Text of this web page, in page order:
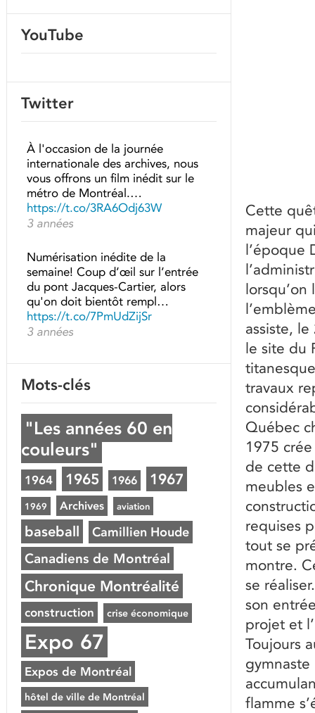
Cette
majeur
l’époque
assiste,
le site du
travaux
Québec
1975
de cette
meubles
requises
tout se
montre.
se
son
projet et
Toujours
flamme
YouTube
Twitter
À l'occasion de la journée
internationale des archives, nous
vous offrons un film inédit sur le
métro de Montréal.…
https://t.co/3RA6Odj63W
3 années
Numérisation inédite de la
semaine! Coup d’œil sur l’entrée
du pont Jacques-Cartier, alors
qu'on doit bientôt rempl…
https://t.co/7PmUdZijSr
3 années
Mots-clés
"Les années 60 en
couleurs"
1964 1965 1966 1967
1969 Archives aviation
baseball Camillien Houde
Canadiens de Montréal
Chronique Montréalité
construction crise économique
Expo 67
Expos de Montréal
hôtel de ville de Montréal